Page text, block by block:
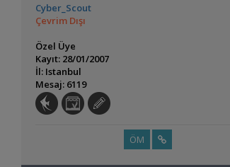
Cyber_Scout
Çevrim Dışı
Özel Üye
Kayıt: 28/01/2007
İl: Istanbul
Mesaj: 6119
ÖM